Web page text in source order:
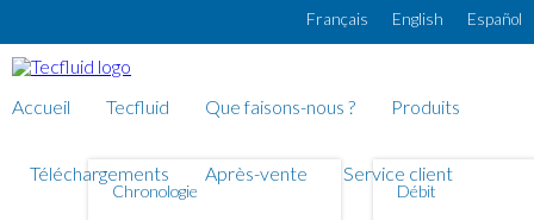
Français English Español
Accueil Tecfluid
Chronologie
Que faisons-nous ? Produits
Débit
Téléchargements Après-vente Service client